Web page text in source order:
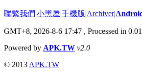
聯繫我們|小黑屋|手機版|Archiver|
GMT+8, 2026-8-6 17:47 , Processed in
Powered by APK.TW v2.0
© 2013 APK.TW